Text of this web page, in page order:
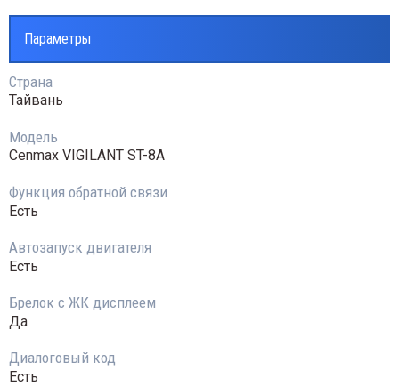
Параметры
Страна
Тайвань
Модель
Cenmax VIGILANT ST-8A
Функция обратной связи
Есть
Автозапуск двигателя
Есть
Брелок с ЖК дисплеем
Да
Диалоговый код
Есть